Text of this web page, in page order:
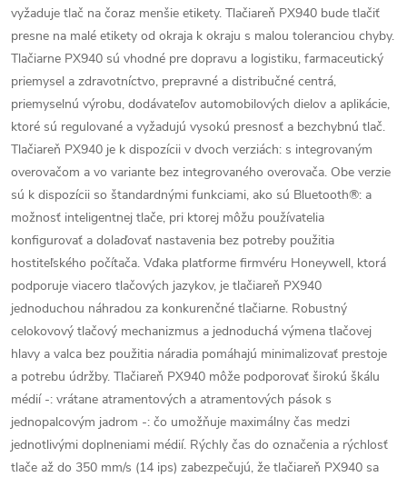
vyžaduje tlač na čoraz menšie etikety. Tlačiareň PX940 bude tlačiť
presne na malé etikety od okraja k okraju s malou toleranciou chyby.
Tlačiarne PX940 sú vhodné pre dopravu a logistiku, farmaceutický
priemysel a zdravotníctvo, prepravné a distribučné centrá,
priemyselnú výrobu, dodávateľov automobilových dielov a aplikácie,
ktoré sú regulované a vyžadujú vysokú presnosť a bezchybnú tlač.
Tlačiareň PX940 je k dispozícii v dvoch verziách: s integrovaným
overovačom a vo variante bez integrovaného overovača. Obe verzie
sú k dispozícii so štandardnými funkciami, ako sú Bluetooth®: a
možnosť inteligentnej tlače, pri ktorej môžu používatelia
konfigurovať a dolaďovať nastavenia bez potreby použitia
hostiteľského počítača. Vďaka platforme firmvéru Honeywell, ktorá
podporuje viacero tlačových jazykov, je tlačiareň PX940
jednoduchou náhradou za konkurenčné tlačiarne. Robustný
celokovový tlačový mechanizmus a jednoduchá výmena tlačovej
hlavy a valca bez použitia náradia pomáhajú minimalizovať prestoje
a potrebu údržby. Tlačiareň PX940 môže podporovať širokú škálu
médií -: vrátane atramentových a atramentových pások s
jednopalcovým jadrom -: čo umožňuje maximálny čas medzi
jednotlivými doplneniami médií. Rýchly čas do označenia a rýchlosť
tlače až do 350 mm/s (14 ips) zabezpečujú, že tlačiareň PX940 sa